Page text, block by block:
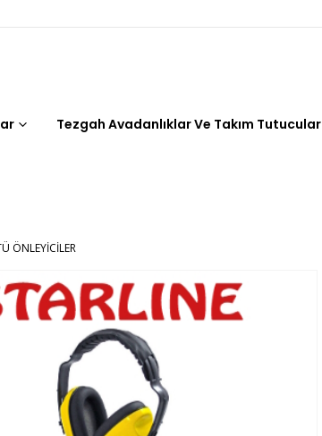
Tezgah Avadanlıklar Ve Takım Tutucular
ÖNLEYICILER